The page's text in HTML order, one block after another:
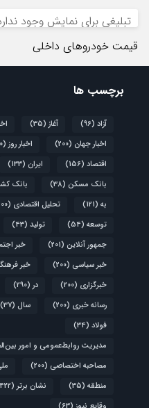
تبلیغی برای نمایش وجود
قیمت خودروهای داخلی
برچسب ها
آزاد (96) آغاز (35)
اخبار جهان (200) اخبار روز (200)
اقتصاد (156) ایران (133)
بانک مسکن (38) بانک
به (121) تحلیل اقتصادی (200)
توسعه (54) تولید (43)
جمهور آنلاین (201) خبر
خبر سیاسی (200) خبر
خبرگزاری (200) در (290)
رسانه خبری (200) سال (37)
فولاد (34)
مدیریت روابط‌عمومی و امور
مصاحبه اختصاصی (200)
منطقه (35) نشان برتر (422)